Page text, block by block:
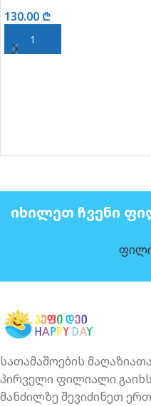
ნაწილი)
130.00 ₾
ᲙᲐᲚᲐᲗᲐᲨᲘ ᲓᲐᲛᲐᲢᲔᲑᲐ
ᲘᲮᲘᲚᲔᲗ ᲩᲕᲔᲜᲘ
სათამაშოების
პირველი ფილიალი
მანძილზე შევიძინეთ